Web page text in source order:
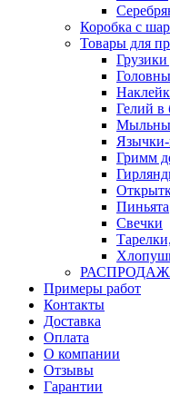
Коробка с
Товары для
Гелий в
Язычки-
Гримм
Пиньята
Свечки
Примеры работ
Контакты
Доставка
Оплата
О компании
Отзывы
Гарантии